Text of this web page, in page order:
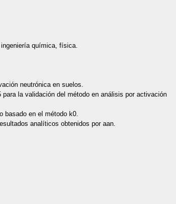
química, física.
neutrónica en suelos.
la validación del método en análisis por activación
basado en el método k0.
analíticos obtenidos por aan.